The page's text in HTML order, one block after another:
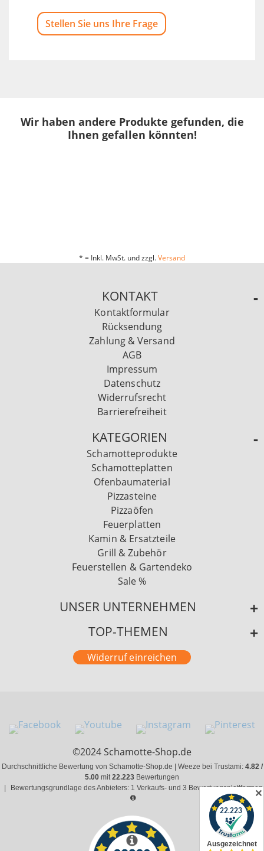
Stellen Sie uns Ihre Frage
Wir haben andere Produkte gefunden, die
Ihnen gefallen könnten!
* = Inkl. MwSt. und zzgl.Versand
KONTAKT
Kontaktformular
Rücksendung
Zahlung & Versand
AGB
Impressum
Datenschutz
Widerrufsrecht
Barrierefreiheit
KATEGORIEN
Schamotteprodukte
Schamotteplatten
Ofenbaumaterial
Pizzasteine
Pizzaöfen
Feuerplatten
Kamin & Ersatzteile
Grill & Zubehör
Feuerstellen & Gartendeko
Sale %
UNSER UNTERNEHMEN
TOP-THEMEN
Widerruf einreichen
©2024 Schamotte-Shop.de
Durchschnittliche Bewertung von Schamotte-Shop.de | Weeze bei Trustami: 4.82 /
5.00 mit22.223 Bewertungen
Bewertungsgrundlage des Anbieters: 1 Verkaufs- und 3 Bewertungsplattformen
✕